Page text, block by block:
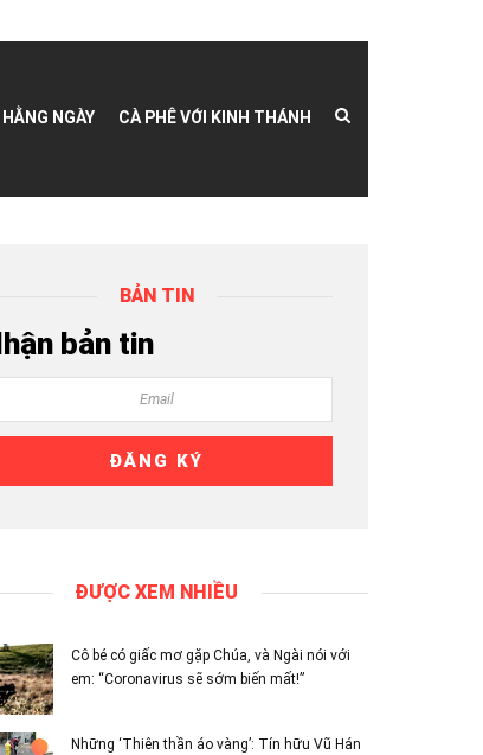
NGÀY CÀ PHÊ VỚI KINH THÁNH
BẢN TIN
bản tin
ĐƯỢC XEM NHIỀU
Cô bé có giấc mơ gặp Chúa, và Ngài nói với
em: “Coronavirus sẽ sớm biến mất!”
Những ‘Thiên thần áo vàng’: Tín hữu Vũ Hán